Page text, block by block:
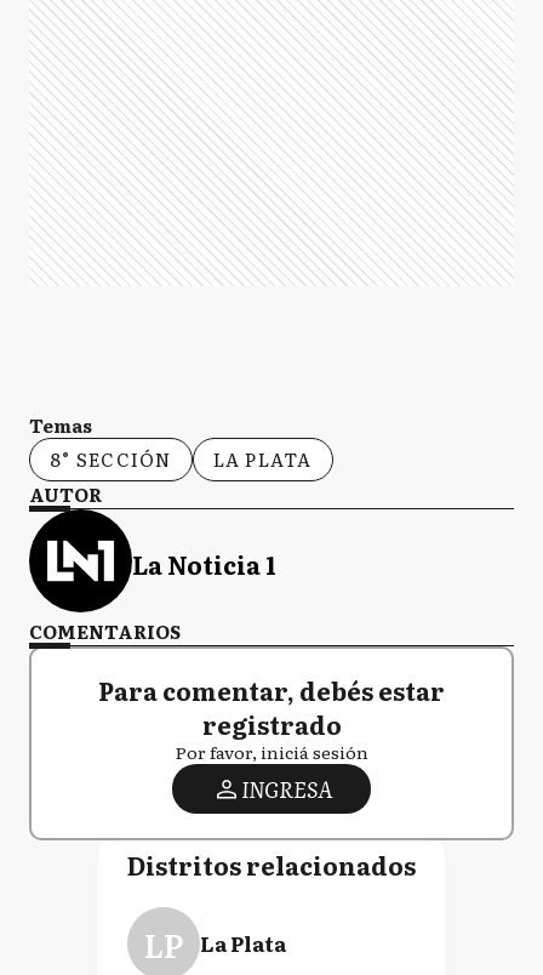
Temas
8° SECCIÓN
LA PLATA
AUTOR
La Noticia 1
COMENTARIOS
Para comentar, debés estar
registrado
Por favor, iniciá sesión
INGRESA
Distritos relacionados
LP La Plata